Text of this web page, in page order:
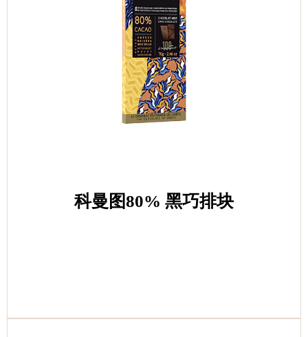
科曼图80% 黑巧排块